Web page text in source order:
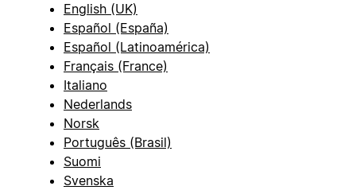
English (UK)
Español (España)
Español (Latinoamérica)
Français (France)
Italiano
Nederlands
Norsk
Português (Brasil)
Suomi
Svenska